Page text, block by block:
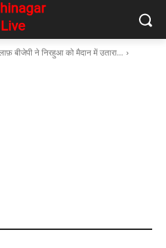
बीजेपी ने निरहुआ को मैदान में उतारा…